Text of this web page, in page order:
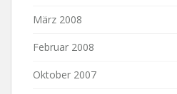
März 2008
Februar 2008
Oktober 2007